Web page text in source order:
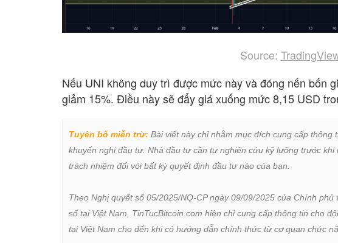
Source:
Nếu UNI không duy trì được mức này và đóng nến bốn
giảm 15%. Điều này sẽ đẩy giá xuống mức 8,15 USD
Tuyên bố miễn trừ: Bài viết này chỉ nhằm mục đích cung cấp
khuyến nghị đầu tư. Nhà đầu tư cần tự nghiên cứu kỹ lưỡng trước
trách nhiệm đối với bất kỳ quyết định đầu tư nào của bạn.
Theo Nghị quyết số 05/2025/NQ-CP ngày 09/09/2025 của Chính
số tại Việt Nam, TinTucBitcoin.com hiện chỉ cung cấp thông tin cho
tại Việt Nam cho đến khi có hướng dẫn chính thức từ cơ quan chức